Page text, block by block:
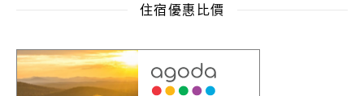
住宿優惠比價